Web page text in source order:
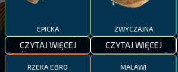
EPICKA
CZYTAJ WIĘCEJ
ZWYCZAJNA
CZYTAJ WIĘCEJ
RZEKA EBRO MALAWI